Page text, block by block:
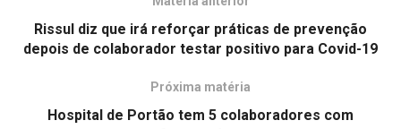
Rissul diz que irá reforçar práticas de prevenção
depois de colaborador testar positivo para Covid-19
Próxima matéria
Hospital de Portão tem 5 colaboradores com